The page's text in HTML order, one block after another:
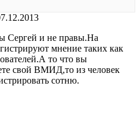
Сергей и не правы.На
мнение таких как
то что вы
свой ВМИД,то из человек
сотню.